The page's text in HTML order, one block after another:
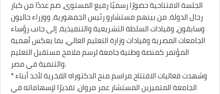
الجلسة الافتتاحية حضورًا رسميًا رفيع المستوى، ضم عددًا من كبار
رجال الدولة، من بينهم مستشارو رئيس الجمهورية، ووزراء حاليون
وسابقون، وقيادات السلطة التشريعية والتنفيذية، إلى جانب رؤساء
الجامعات المصرية وقيادات وزارة التعليم العالي، بما يعكس أهمية
المؤتمر كمنصة وطنية جامعة لرسم ملامح مستقبل التعليم
والتنمية في مصر.
* وشهدت فعاليات الافتتاح مراسم منح الدكتوراه الفخرية لأحد أبناء
الجامعة المتميزين المستشار عمر مروان، تقديرًا لإسهاماته في